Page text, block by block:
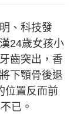
、科技發
24歲女孩小
齒突出，香
下顎骨後退
位置反而前
已。